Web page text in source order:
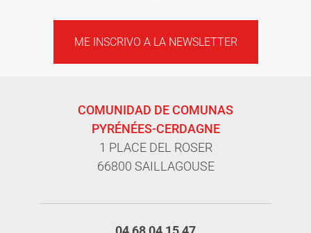
ME INSCRIVO A LA NEWSLETTER
COMUNIDAD DE COMUNAS
PYRÉNÉES-CERDAGNE
1 PLACE DEL ROSER
66800 SAILLAGOUSE